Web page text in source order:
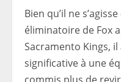
Bien qu’il ne
éliminatoire de Fox
Sacramento Kings,
significative à une